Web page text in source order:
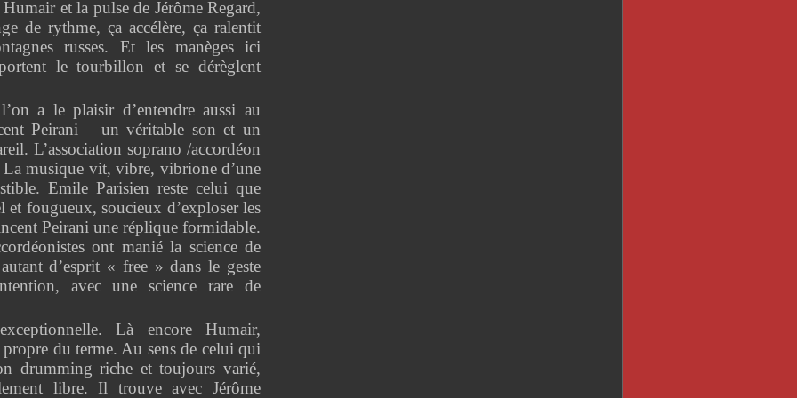
et la pulse de Jérôme Regard,
de rythme, ça accélère, ça ralentit
russes. Et les manèges ici
le tourbillon et se dérèglent
a le plaisir d’entendre aussi au
Peirani un véritable son et un
L’association soprano /accordéon
musique vit, vibre, vibrione d’une
Emile Parisien reste celui que
et fougueux, soucieux d’exploser les
Peirani une réplique formidable.
ont manié la science de
d’esprit « free » dans le geste
avec une science rare de
Là encore Humair,
du terme. Au sens de celui qui
drumming riche et toujours varié,
libre. Il trouve avec Jérôme